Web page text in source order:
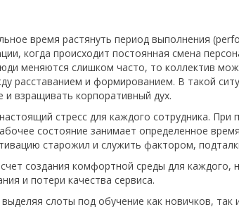
время растянуть период выполнения
когда происходит постоянная смена
меняются слишком часто, то коллектив
расставанием и формированием. В такой
и взращивать корпоративный дух.
стресс для каждого сотрудника. При
состояние занимает определенное
старожил и служить фактором,
создания комфортной среды для каждого,
и потери качества сервиса.
слоты под обучение как новичков,